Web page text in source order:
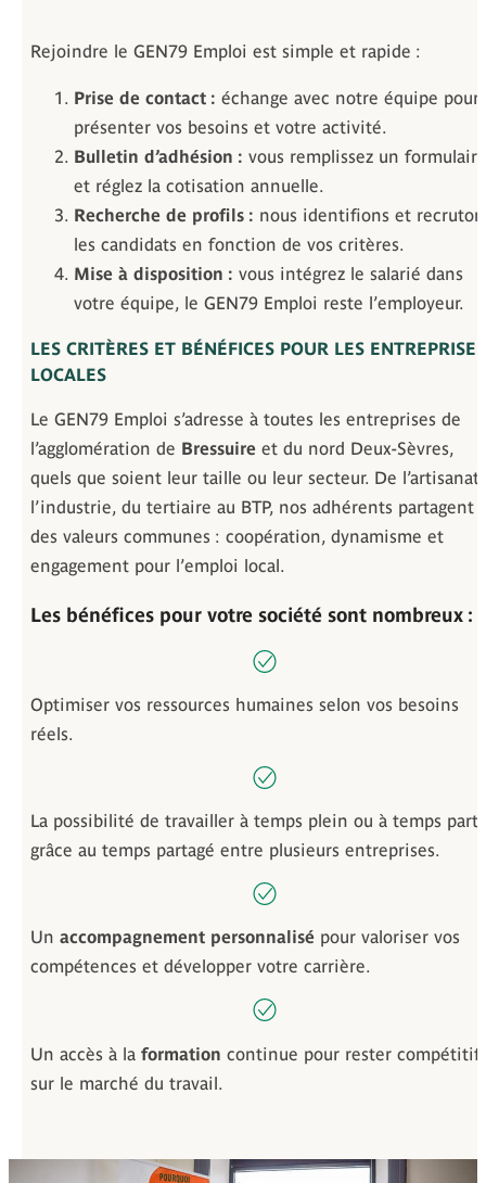
Rejoindre le GEN79 Emploi est simple et rapide :
Prise de contact : échange avec notre équipe pour
présenter vos besoins et votre activité.
Bulletin d’adhésion : vous remplissez un formulaire
et réglez la cotisation annuelle.
Recherche de profils : nous identifions et
les candidats en fonction de vos critères.
Mise à disposition : vous intégrez le salarié dans
votre équipe, le GEN79 Emploi reste l’employeur.
LES CRITÈRES ET BÉNÉFICES POUR LES ENTREPRISES
LOCALES
Le GEN79 Emploi s’adresse à toutes les entreprises de
l’agglomération de Bressuire et du nord Deux-Sèvres,
quels que soient leur taille ou leur secteur. De l’artisanat
l’industrie, du tertiaire au BTP, nos adhérents partagent
des valeurs communes : coopération, dynamisme et
engagement pour l’emploi local.
Les bénéfices pour votre société sont nombreux :
Optimiser vos ressources humaines selon vos besoins
réels.
La possibilité de travailler à temps plein ou à temps
grâce au temps partagé entre plusieurs entreprises.
Un accompagnement personnalisé pour valoriser vos
compétences et développer votre carrière.
Un accès à la formation continue pour rester compétitif
sur le marché du travail.